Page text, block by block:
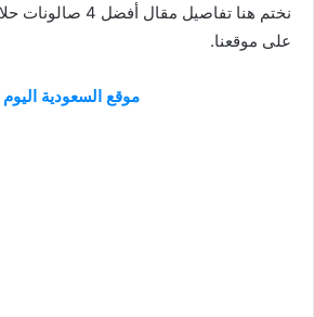
نختم هنا تفاصيل
على موقعنا.
موقع السعودية اليوم